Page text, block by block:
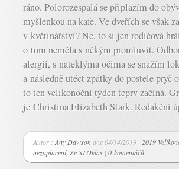
ráno. Polorozespalá se připlazím do
myšlenkou na kafe. Ve dveřích se však
v květinářství? Ne, to si jen rodičová
o tom neměla s někým promluvit.
alergii, s nateklýma očima se snažím
a následně utéct zpátky do postele pryč
to ten velikonoční týden teprv začíná.
je Christina Elizabeth Stark. Redakční
Autor : Any Dawsondne 04/14/2019 | 2019
nezaplacení, Ze STOklas | 0 komentářů